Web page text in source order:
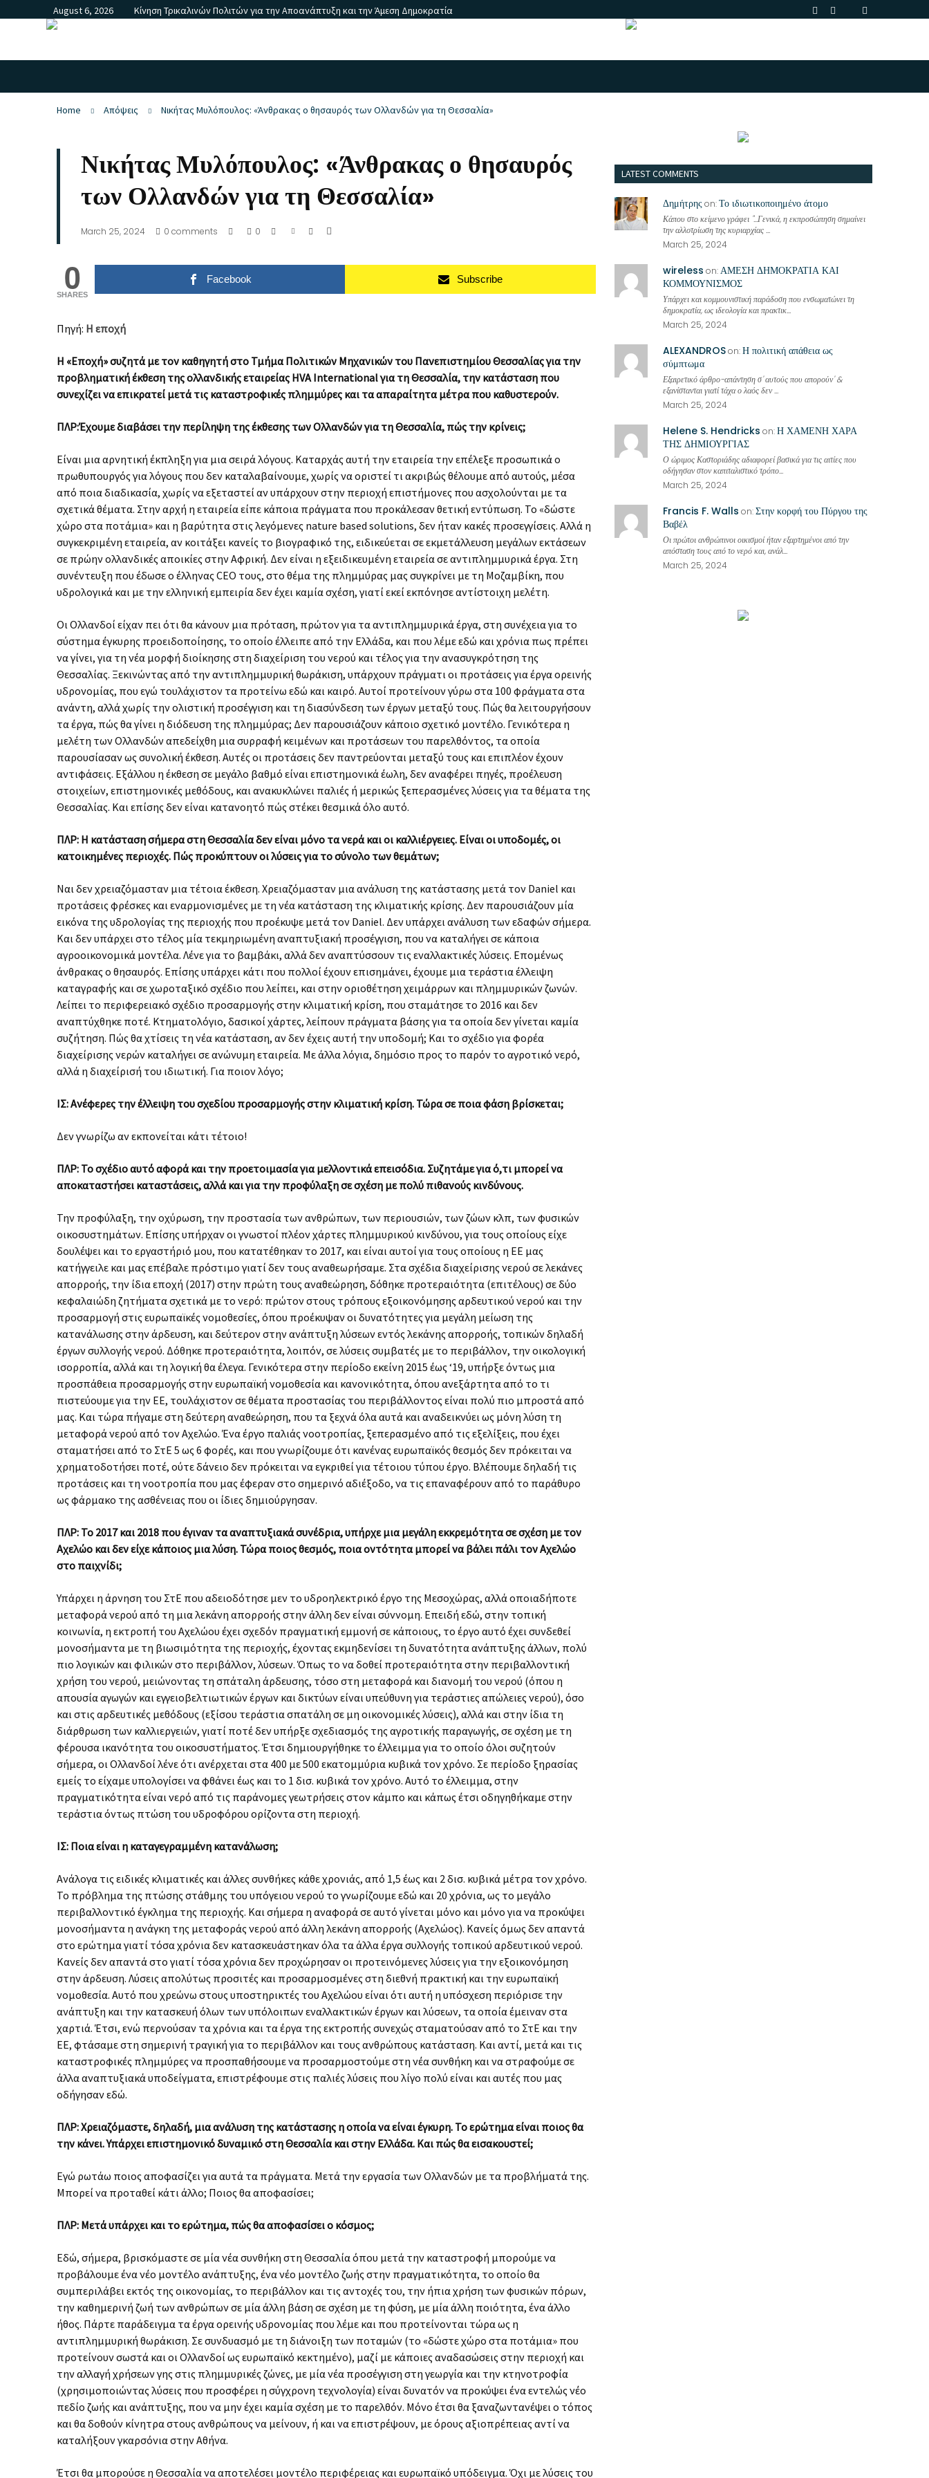
August 6, 2026 Κίνηση Τρικαλινών Πολιτών για την Αποανάπτυξη και την Άμεση Δημοκρατία
Home Απόψεις Νικήτας Μυλόπουλος: «Άνθρακας ο θησαυρός των Ολλανδών για τη Θεσσαλία»
Νικήτας Μυλόπουλος: «Άνθρακας ο θησαυρός
των Ολλανδών για τη Θεσσαλία»
March 25, 2024 0 comments 0
0
SHARES
Facebook Subscribe
Πηγή: Η εποχή
Η «Εποχή» συζητά με τον καθηγητή στο Τμήμα Πολιτικών Μηχανικών του Πανεπιστημίου Θεσσαλίας για την
προβληματική έκθεση της ολλανδικής εταιρείας HVA International για τη Θεσσαλία, την κατάσταση που
συνεχίζει να επικρατεί μετά τις καταστροφικές πλημμύρες και τα απαραίτητα μέτρα που καθυστερούν.
ΠΛΡ:Έχουμε διαβάσει την περίληψη της έκθεσης των Ολλανδών για τη Θεσσαλία, πώς την κρίνεις;
Είναι μια αρνητική έκπληξη για μια σειρά λόγους. Καταρχάς αυτή την εταιρεία την επέλεξε προσωπικά ο
πρωθυπουργός για λόγους που δεν καταλαβαίνουμε, χωρίς να οριστεί τι ακριβώς θέλουμε από αυτούς, μέσα
από ποια διαδικασία, χωρίς να εξεταστεί αν υπάρχουν στην περιοχή επιστήμονες που ασχολούνται με τα
σχετικά θέματα. Στην αρχή η εταιρεία είπε κάποια πράγματα που προκάλεσαν θετική εντύπωση. Το «δώστε
χώρο στα ποτάμια» και η βαρύτητα στις λεγόμενες nature based solutions, δεν ήταν κακές προσεγγίσεις. Αλλά η
συγκεκριμένη εταιρεία, αν κοιτάξει κανείς το βιογραφικό της, ειδικεύεται σε εκμετάλλευση μεγάλων εκτάσεων
σε πρώην ολλανδικές αποικίες στην Αφρική. Δεν είναι η εξειδικευμένη εταιρεία σε αντιπλημμυρικά έργα. Στη
συνέντευξη που έδωσε ο έλληνας CEO τους, στο θέμα της πλημμύρας μας συγκρίνει με τη Μοζαμβίκη, που
υδρολογικά και με την ελληνική εμπειρία δεν έχει καμία σχέση, γιατί εκεί εκπόνησε αντίστοιχη μελέτη.
Οι Ολλανδοί είχαν πει ότι θα κάνουν μια πρόταση, πρώτον για τα αντιπλημμυρικά έργα, στη συνέχεια για το
σύστημα έγκυρης προειδοποίησης, το οποίο έλλειπε από την Ελλάδα, και που λέμε εδώ και χρόνια πως πρέπει
να γίνει, για τη νέα μορφή διοίκησης στη διαχείριση του νερού και τέλος για την ανασυγκρότηση της
Θεσσαλίας. Ξεκινώντας από την αντιπλημμυρική θωράκιση, υπάρχουν πράγματι οι προτάσεις για έργα ορεινής
υδρονομίας, που εγώ τουλάχιστον τα προτείνω εδώ και καιρό. Αυτοί προτείνουν γύρω στα 100 φράγματα στα
ανάντη, αλλά χωρίς την ολιστική προσέγγιση και τη διασύνδεση των έργων μεταξύ τους. Πώς θα λειτουργήσουν
τα έργα, πώς θα γίνει η διόδευση της πλημμύρας; Δεν παρουσιάζουν κάποιο σχετικό μοντέλο. Γενικότερα η
μελέτη των Ολλανδών απεδείχθη μια συρραφή κειμένων και προτάσεων του παρελθόντος, τα οποία
παρουσίασαν ως συνολική έκθεση. Αυτές οι προτάσεις δεν παντρεύονται μεταξύ τους και επιπλέον έχουν
αντιφάσεις. Εξάλλου η έκθεση σε μεγάλο βαθμό είναι επιστημονικά έωλη, δεν αναφέρει πηγές, προέλευση
στοιχείων, επιστημονικές μεθόδους, και ανακυκλώνει παλιές ή μερικώς ξεπερασμένες λύσεις για τα θέματα της
Θεσσαλίας. Και επίσης δεν είναι κατανοητό πώς στέκει θεσμικά όλο αυτό.
ΠΛΡ: Η κατάσταση σήμερα στη Θεσσαλία δεν είναι μόνο τα νερά και οι καλλιέργειες. Είναι οι υποδομές, οι
κατοικημένες περιοχές. Πώς προκύπτουν οι λύσεις για το σύνολο των θεμάτων;
Ναι δεν χρειαζόμασταν μια τέτοια έκθεση. Χρειαζόμασταν μια ανάλυση της κατάστασης μετά τον Daniel και
προτάσεις φρέσκες και εναρμονισμένες με τη νέα κατάσταση της κλιματικής κρίσης. Δεν παρουσιάζουν μία
εικόνα της υδρολογίας της περιοχής που προέκυψε μετά τον Daniel. Δεν υπάρχει ανάλυση των εδαφών σήμερα.
Και δεν υπάρχει στο τέλος μία τεκμηριωμένη αναπτυξιακή προσέγγιση, που να καταλήγει σε κάποια
αγροοικονομικά μοντέλα. Λένε για το βαμβάκι, αλλά δεν αναπτύσσουν τις εναλλακτικές λύσεις. Επομένως
άνθρακας ο θησαυρός. Επίσης υπάρχει κάτι που πολλοί έχουν επισημάνει, έχουμε μια τεράστια έλλειψη
καταγραφής και σε χωροταξικό σχέδιο που λείπει, και στην οριοθέτηση χειμάρρων και πλημμυρικών ζωνών.
Λείπει το περιφερειακό σχέδιο προσαρμογής στην κλιματική κρίση, που σταμάτησε το 2016 και δεν
αναπτύχθηκε ποτέ. Κτηματολόγιο, δασικοί χάρτες, λείπουν πράγματα βάσης για τα οποία δεν γίνεται καμία
συζήτηση. Πώς θα χτίσεις τη νέα κατάσταση, αν δεν έχεις αυτή την υποδομή; Και το σχέδιο για φορέα
διαχείρισης νερών καταλήγει σε ανώνυμη εταιρεία. Με άλλα λόγια, δημόσιο προς το παρόν το αγροτικό νερό,
αλλά η διαχείρισή του ιδιωτική. Για ποιον λόγο;
ΙΣ: Ανέφερες την έλλειψη του σχεδίου προσαρμογής στην κλιματική κρίση. Τώρα σε ποια φάση βρίσκεται;
Δεν γνωρίζω αν εκπονείται κάτι τέτοιο!
ΠΛΡ: Το σχέδιο αυτό αφορά και την προετοιμασία για μελλοντικά επεισόδια. Συζητάμε για ό,τι μπορεί να
αποκαταστήσει καταστάσεις, αλλά και για την προφύλαξη σε σχέση με πολύ πιθανούς κινδύνους.
Την προφύλαξη, την οχύρωση, την προστασία των ανθρώπων, των περιουσιών, των ζώων κλπ, των φυσικών
οικοσυστημάτων. Επίσης υπήρχαν οι γνωστοί πλέον χάρτες πλημμυρικού κινδύνου, για τους οποίους είχε
δουλέψει και το εργαστήριό μου, που κατατέθηκαν το 2017, και είναι αυτοί για τους οποίους η ΕΕ μας
κατήγγειλε και μας επέβαλε πρόστιμο γιατί δεν τους αναθεωρήσαμε. Στα σχέδια διαχείρισης νερού σε λεκάνες
απορροής, την ίδια εποχή (2017) στην πρώτη τους αναθεώρηση, δόθηκε προτεραιότητα (επιτέλους) σε δύο
κεφαλαιώδη ζητήματα σχετικά με το νερό: πρώτον στους τρόπους εξοικονόμησης αρδευτικού νερού και την
προσαρμογή στις ευρωπαϊκές νομοθεσίες, όπου προέκυψαν οι δυνατότητες για μεγάλη μείωση της
κατανάλωσης στην άρδευση, και δεύτερον στην ανάπτυξη λύσεων εντός λεκάνης απορροής, τοπικών δηλαδή
έργων συλλογής νερού. Δόθηκε προτεραιότητα, λοιπόν, σε λύσεις συμβατές με το περιβάλλον, την οικολογική
ισορροπία, αλλά και τη λογική θα έλεγα. Γενικότερα στην περίοδο εκείνη 2015 έως ‘19, υπήρξε όντως μια
προσπάθεια προσαρμογής στην ευρωπαϊκή νομοθεσία και κανονικότητα, όπου ανεξάρτητα από το τι
πιστεύουμε για την ΕΕ, τουλάχιστον σε θέματα προστασίας του περιβάλλοντος είναι πολύ πιο μπροστά από
μας. Και τώρα πήγαμε στη δεύτερη αναθεώρηση, που τα ξεχνά όλα αυτά και αναδεικνύει ως μόνη λύση τη
μεταφορά νερού από τον Αχελώο. Ένα έργο παλιάς νοοτροπίας, ξεπερασμένο από τις εξελίξεις, που έχει
σταματήσει από το ΣτΕ 5 ως 6 φορές, και που γνωρίζουμε ότι κανένας ευρωπαϊκός θεσμός δεν πρόκειται να
χρηματοδοτήσει ποτέ, ούτε δάνειο δεν πρόκειται να εγκριθεί για τέτοιου τύπου έργο. Βλέπουμε δηλαδή τις
προτάσεις και τη νοοτροπία που μας έφεραν στο σημερινό αδιέξοδο, να τις επαναφέρουν από το παράθυρο
ως φάρμακο της ασθένειας που οι ίδιες δημιούργησαν.
ΠΛΡ: Το 2017 και 2018 που έγιναν τα αναπτυξιακά συνέδρια, υπήρχε μια μεγάλη εκκρεμότητα σε σχέση με τον
Αχελώο και δεν είχε κάποιος μια λύση. Τώρα ποιος θεσμός, ποια οντότητα μπορεί να βάλει πάλι τον Αχελώο
στο παιχνίδι;
Υπάρχει η άρνηση του ΣτΕ που αδειοδότησε μεν το υδροηλεκτρικό έργο της Μεσοχώρας, αλλά οποιαδήποτε
μεταφορά νερού από τη μια λεκάνη απορροής στην άλλη δεν είναι σύννομη. Επειδή εδώ, στην τοπική
κοινωνία, η εκτροπή του Αχελώου έχει σχεδόν πραγματική εμμονή σε κάποιους, το έργο αυτό έχει συνδεθεί
μονοσήμαντα με τη βιωσιμότητα της περιοχής, έχοντας εκμηδενίσει τη δυνατότητα ανάπτυξης άλλων, πολύ
πιο λογικών και φιλικών στο περιβάλλον, λύσεων. Όπως το να δοθεί προτεραιότητα στην περιβαλλοντική
χρήση του νερού, μειώνοντας τη σπάταλη άρδευσης, τόσο στη μεταφορά και διανομή του νερού (όπου η
απουσία αγωγών και εγγειοβελτιωτικών έργων και δικτύων είναι υπεύθυνη για τεράστιες απώλειες νερού), όσο
και στις αρδευτικές μεθόδους (εξίσου τεράστια σπατάλη σε μη οικονομικές λύσεις), αλλά και στην ίδια τη
διάρθρωση των καλλιεργειών, γιατί ποτέ δεν υπήρξε σχεδιασμός της αγροτικής παραγωγής, σε σχέση με τη
φέρουσα ικανότητα του οικοσυστήματος. Έτσι δημιουργήθηκε το έλλειμμα για το οποίο όλοι συζητούν
σήμερα, οι Ολλανδοί λένε ότι ανέρχεται στα 400 με 500 εκατομμύρια κυβικά τον χρόνο. Σε περίοδο ξηρασίας
εμείς το είχαμε υπολογίσει να φθάνει έως και το 1 δισ. κυβικά τον χρόνο. Αυτό το έλλειμμα, στην
πραγματικότητα είναι νερό από τις παράνομες γεωτρήσεις στον κάμπο και κάπως έτσι οδηγηθήκαμε στην
τεράστια όντως πτώση του υδροφόρου ορίζοντα στη περιοχή.
ΙΣ: Ποια είναι η καταγεγραμμένη κατανάλωση;
Ανάλογα τις ειδικές κλιματικές και άλλες συνθήκες κάθε χρονιάς, από 1,5 έως και 2 δισ. κυβικά μέτρα τον χρόνο.
Το πρόβλημα της πτώσης στάθμης του υπόγειου νερού το γνωρίζουμε εδώ και 20 χρόνια, ως το μεγάλο
περιβαλλοντικό έγκλημα της περιοχής. Και σήμερα η αναφορά σε αυτό γίνεται μόνο και μόνο για να προκύψει
μονοσήμαντα η ανάγκη της μεταφοράς νερού από άλλη λεκάνη απορροής (Αχελώος). Κανείς όμως δεν απαντά
στο ερώτημα γιατί τόσα χρόνια δεν κατασκευάστηκαν όλα τα άλλα έργα συλλογής τοπικού αρδευτικού νερού.
Κανείς δεν απαντά στο γιατί τόσα χρόνια δεν προχώρησαν οι προτεινόμενες λύσεις για την εξοικονόμηση
στην άρδευση. Λύσεις απολύτως προσιτές και προσαρμοσμένες στη διεθνή πρακτική και την ευρωπαϊκή
νομοθεσία. Αυτό που χρεώνω στους υποστηρικτές του Αχελώου είναι ότι αυτή η υπόσχεση περιόρισε την
ανάπτυξη και την κατασκευή όλων των υπόλοιπων εναλλακτικών έργων και λύσεων, τα οποία έμειναν στα
χαρτιά. Έτσι, ενώ περνούσαν τα χρόνια και τα έργα της εκτροπής συνεχώς σταματούσαν από το ΣτΕ και την
ΕΕ, φτάσαμε στη σημερινή τραγική για το περιβάλλον και τους ανθρώπους κατάσταση. Και αντί, μετά και τις
καταστροφικές πλημμύρες να προσπαθήσουμε να προσαρμοστούμε στη νέα συνθήκη και να στραφούμε σε
άλλα αναπτυξιακά υποδείγματα, επιστρέφουμε στις παλιές λύσεις που λίγο πολύ είναι και αυτές που μας
οδήγησαν εδώ.
ΠΛΡ: Χρειαζόμαστε, δηλαδή, μια ανάλυση της κατάστασης η οποία να είναι έγκυρη. Το ερώτημα είναι ποιος θα
την κάνει. Υπάρχει επιστημονικό δυναμικό στη Θεσσαλία και στην Ελλάδα. Και πώς θα εισακουστεί;
Εγώ ρωτάω ποιος αποφασίζει για αυτά τα πράγματα. Μετά την εργασία των Ολλανδών με τα προβλήματά της.
Μπορεί να προταθεί κάτι άλλο; Ποιος θα αποφασίσει;
ΠΛΡ: Μετά υπάρχει και το ερώτημα, πώς θα αποφασίσει ο κόσμος;
Εδώ, σήμερα, βρισκόμαστε σε μία νέα συνθήκη στη Θεσσαλία όπου μετά την καταστροφή μπορούμε να
προβάλουμε ένα νέο μοντέλο ανάπτυξης, ένα νέο μοντέλο ζωής στην πραγματικότητα, το οποίο θα
συμπεριλάβει εκτός της οικονομίας, το περιβάλλον και τις αντοχές του, την ήπια χρήση των φυσικών πόρων,
την καθημερινή ζωή των ανθρώπων σε μία άλλη βάση σε σχέση με τη φύση, με μία άλλη ποιότητα, ένα άλλο
ήθος. Πάρτε παράδειγμα τα έργα ορεινής υδρονομίας που λέμε και που προτείνονται τώρα ως η
αντιπλημμυρική θωράκιση. Σε συνδυασμό με τη διάνοιξη των ποταμών (το «δώστε χώρο στα ποτάμια» που
προτείνουν σωστά και οι Ολλανδοί ως ευρωπαϊκό κεκτημένο), μαζί με κάποιες αναδασώσεις στην περιοχή και
την αλλαγή χρήσεων γης στις πλημμυρικές ζώνες, με μία νέα προσέγγιση στη γεωργία και την κτηνοτροφία
(χρησιμοποιώντας λύσεις που προσφέρει η σύγχρονη τεχνολογία) είναι δυνατόν να προκύψει ένα εντελώς νέο
πεδίο ζωής και ανάπτυξης, που να μην έχει καμία σχέση με το παρελθόν. Μόνο έτσι θα ξαναζωντανέψει ο τόπος
και θα δοθούν κίνητρα στους ανθρώπους να μείνουν, ή και να επιστρέψουν, με όρους αξιοπρέπειας αντί να
καταλήξουν γκαρσόνια στην Αθήνα.
Έτσι θα μπορούσε η Θεσσαλία να αποτελέσει μοντέλο περιφέρειας και ευρωπαϊκό υπόδειγμα. Όχι με λύσεις του
LATEST COMMENTS
Δημήτρης on:Το ιδιωτικοποιημένο άτομο
Κάπου στο κείμενο γράφει "...Γενικά, η εκπροσώπηση σημαίνει
την αλλοτρίωση της κυριαρχίας ...
March 25, 2024
wireless on:ΑΜΕΣΗ ΔΗΜΟΚΡΑΤΙΑ ΚΑΙ
ΚΟΜΜΟΥΝΙΣΜΟΣ
Υπάρχει και κομμουνιστική παράδοση που ενσωματώνει τη
δημοκρατία, ως ιδεολογία και πρακτικ...
March 25, 2024
ALEXANDROSon:Η πολιτική απάθεια ως
σύμπτωμα
Εξαιρετικό άρθρο-απάντηση σ' αυτούς που απορούν' &
εξανίστανται γιατί τάχα ο λαός δεν ...
March 25, 2024
Helene S. Hendricks on:Η ΧΑΜΕΝΗ ΧΑΡΑ
ΤΗΣ ΔΗΜΙΟΥΡΓΙΑΣ
Ο ώριμος Καστοριάδης αδιαφορεί βασικά για τις αιτίες που
οδήγησαν στον καπιταλιστικό τρόπο...
March 25, 2024
Francis F. Walls on:Στην κορφή του Πύργου της
Βαβέλ
Οι πρώτοι ανθρώπινοι οικισμοί ήταν εξαρτημένοι από την
απόσταση τους από το νερό και, ανάλ...
March 25, 2024